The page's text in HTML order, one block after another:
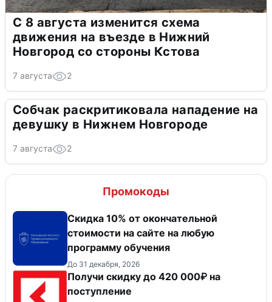
С 8 августа изменится схема
движения на въезде в Нижний
Новгород со стороны Кстова
7 августа 2
Собчак раскритиковала нападение на
девушку в Нижнем Новгороде
7 августа 2
Промокоды
Скидка 10% от окончательной
стоимости на сайте на любую
программу обучения
До 31 декабря, 2026
Получи скидку до 420 000₽ на
поступление